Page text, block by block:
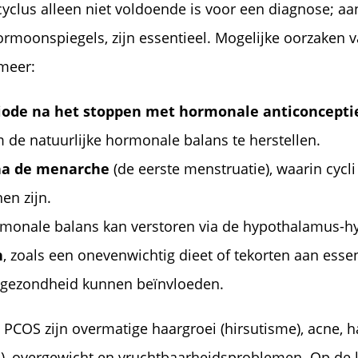
alleen niet voldoende is voor een diagnose;
zijn essentieel. Mogelijke oorzaken
na het stoppen met hormonale
de natuurlijke hormonale balans te herstellen.
de menarche (de eerste menstruatie), waarin
zijn.
balans kan verstoren via de hypothalamus-
, zoals een onevenwichtig dieet of tekorten aan
kunnen beïnvloeden.
zijn overmatige haargroei (hirsutisme), acne,